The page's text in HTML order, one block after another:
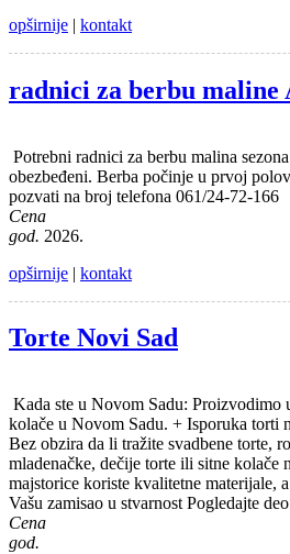
opširnije | kontakt
radnici za berbu
Potrebni radnici za berbu malina
obezbeđeni. Berba počinje u prvoj
pozvati na broj telefona 061/24-72-166
Cena
god. 2026.
opširnije | kontakt
Torte Novi Sad
Kada ste u Novom Sadu: Proizvodimo
kolače u Novom Sadu. + Isporuka torti
Bez obzira da li tražite svadbene torte,
mladenačke, dečije torte ili sitne kolače
majstorice koriste kvalitetne materijale,
Vašu zamisao u stvarnost Pogledajte
Cena
god.